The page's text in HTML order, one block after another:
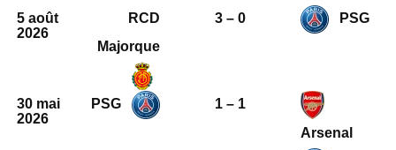
5 août
2026
RCD
Majorque
3 – 0 PSG
30 mai
2026
PSG
1 – 1
Arsenal